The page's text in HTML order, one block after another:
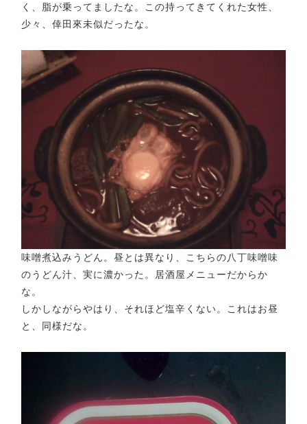
く、脂が乗ってましたな。この持ってきてくれた女性、
少々、倖田來未似だったな。
味噌煮込みうどん。昼とは異なり、こちらの八丁味噌味
のうどん汁、実に濃かった。居酒屋メニューだからか
な。
しかしながらやはり、それほど塩辛くない。これはお昼
と、同様だな。